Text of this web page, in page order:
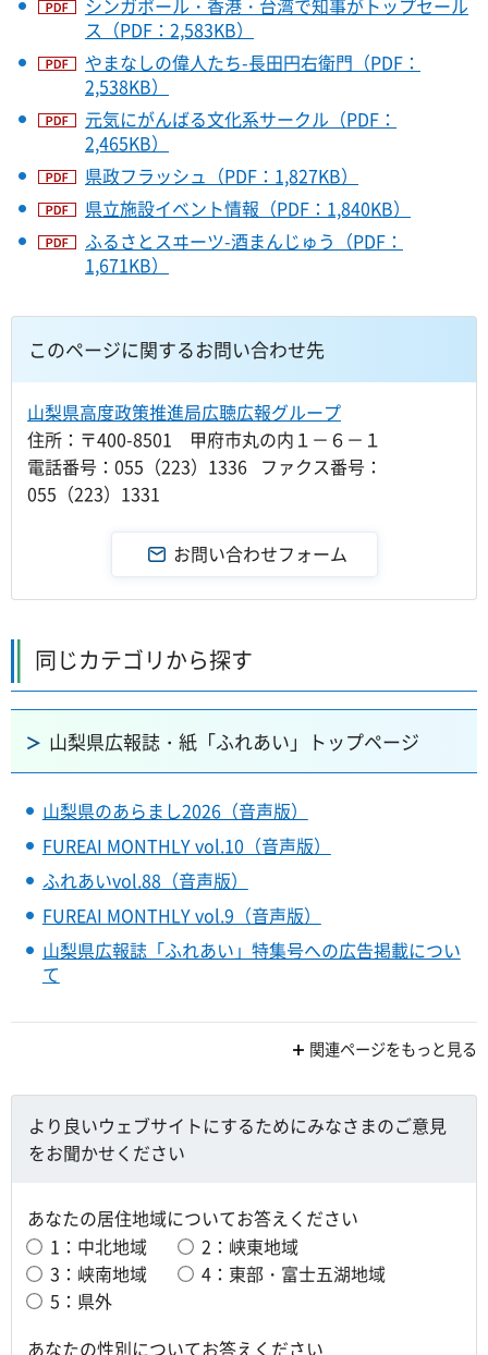
ス（PDF：2,583KB）
やまなしの偉人たち-長田円右衛門（PDF：
2,538KB）
元気にがんばる文化系サークル（PDF：
2,465KB）
県政フラッシュ（PDF：1,827KB）
県立施設イベント情報（PDF：1,840KB）
ふるさとスヰーツ-酒まんじゅう（PDF：
1,671KB）
このページに関するお問い合わせ先
山梨県高度政策推進局広聴広報グループ
住所：〒400-8501 甲府市丸の内１－６－１
電話番号：055（223）1336 ファクス番号：
055（223）1331
同じカテゴリから探す
山梨県広報誌・紙「ふれあい」トップページ
山梨県のあらまし2026（音声版）
FUREAI MONTHLY vol.10（音声版）
ふれあいvol.88（音声版）
FUREAI MONTHLY vol.9（音声版）
山梨県広報誌「ふれあい」特集号への広告掲載につい
て
関連ページをもっと見る
より良いウェブサイトにするためにみなさまのご意見
をお聞かせください
あなたの居住地域についてお答えください
1：中北地域
2：峡東地域
3：峡南地域
4：東部・富士五湖地域
5：県外
あなたの性別についてお答えください